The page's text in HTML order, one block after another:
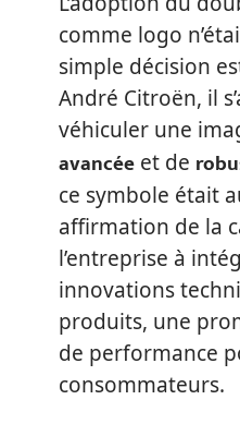
comme logo
simple décision
André Citroën, il
véhiculer une
avancée et de
ce symbole était
affirmation de la
l’entreprise à
innovations
produits, une
de performance
consommateurs.